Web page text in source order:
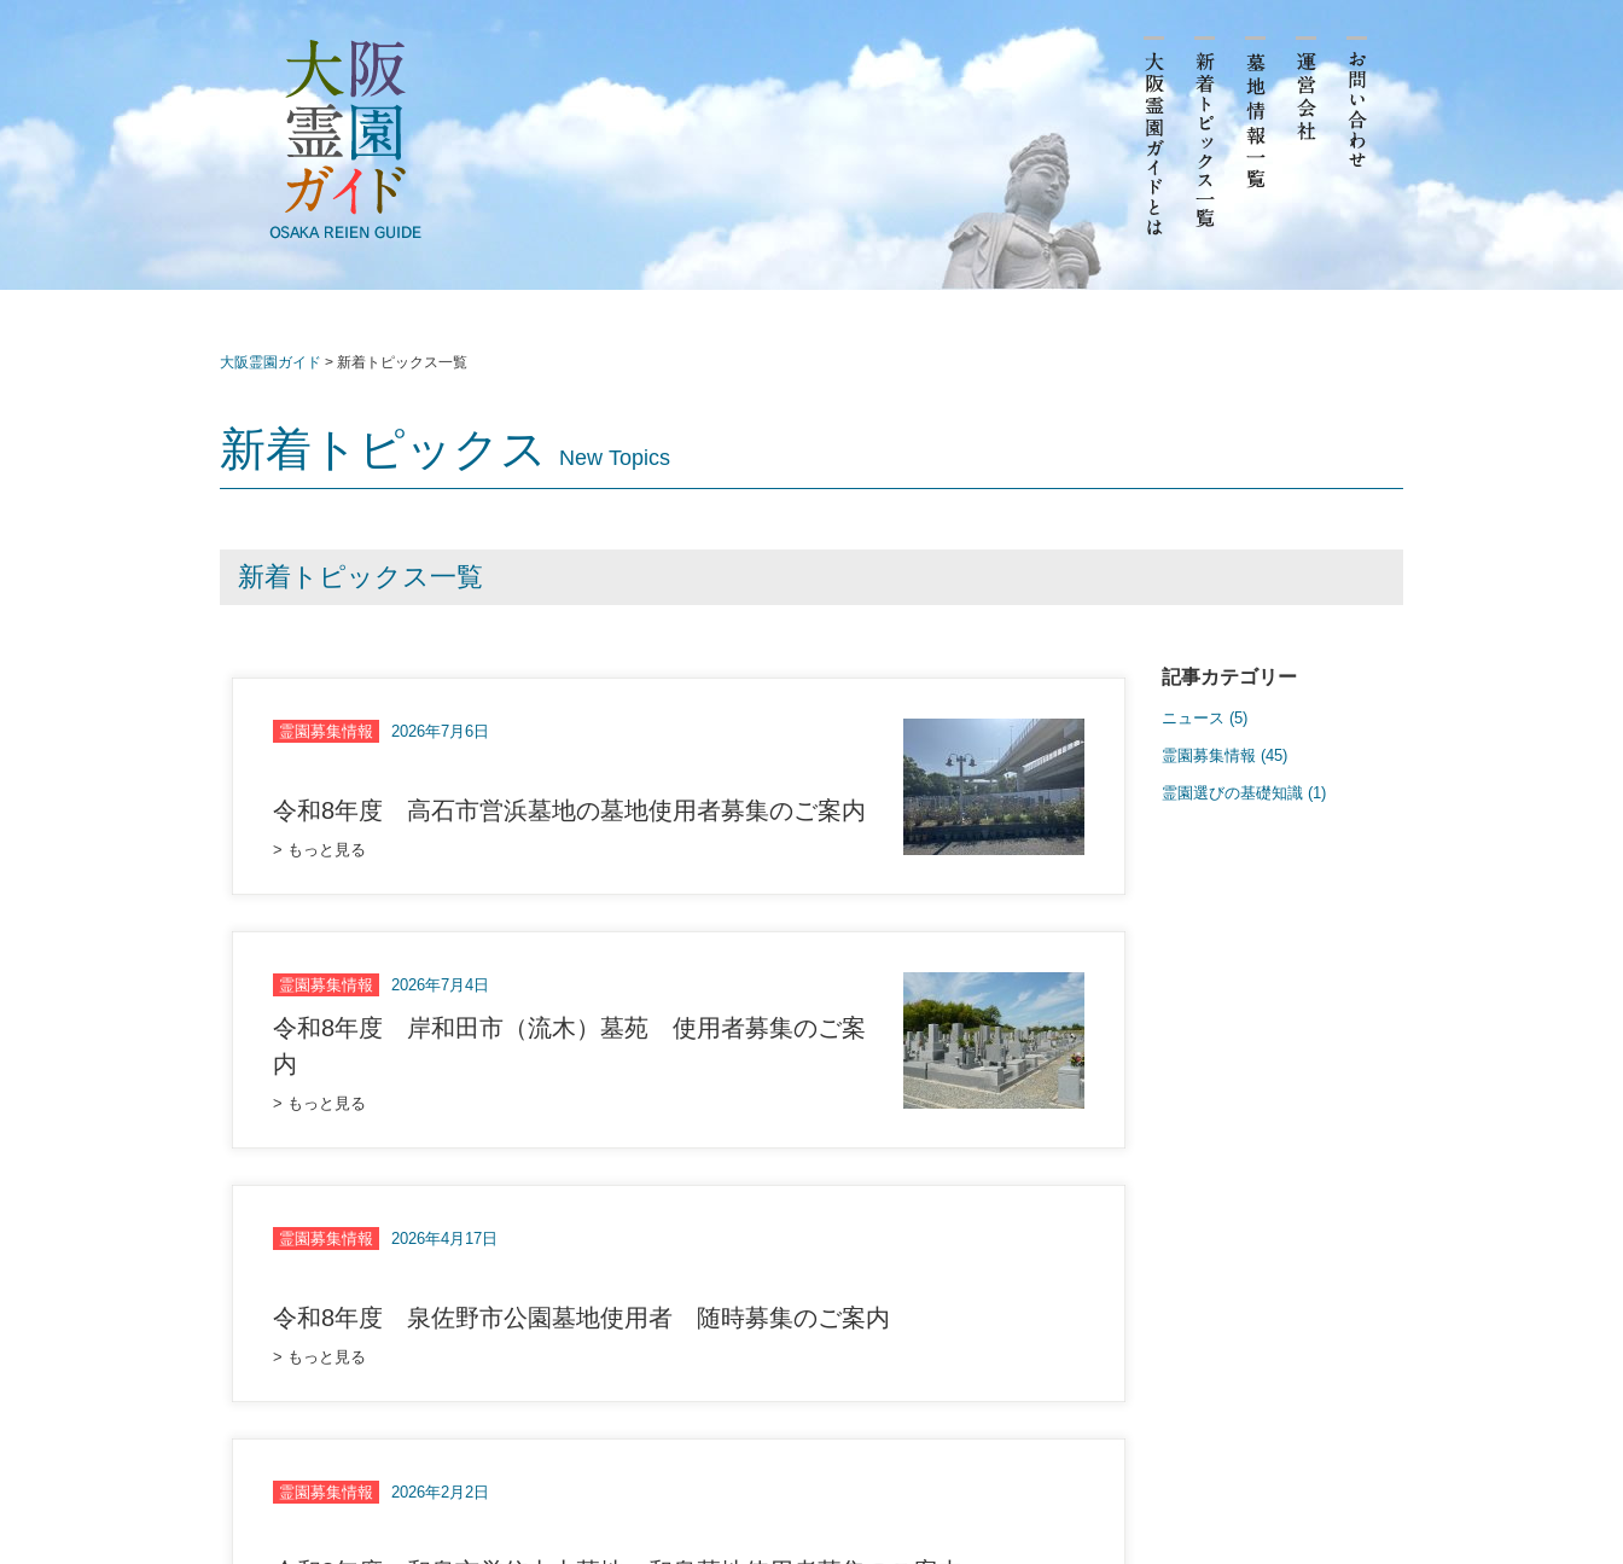
大阪霊園ガイド > 新着トピックス一覧
新着トピックス New Topics
新着トピックス一覧
霊園募集情報 2026年7月6日
令和8年度 高石市営浜墓地の墓地使用者募集のご案内
> もっと見る
霊園募集情報 2026年7月4日
令和8年度 岸和田市（流木）墓苑 使用者募集のご案
内
> もっと見る
霊園募集情報 2026年4月17日
令和8年度 泉佐野市公園墓地使用者 随時募集のご案内
> もっと見る
霊園募集情報 2026年2月2日
記事カテゴリー
カテゴリー
ニュース (5)
霊園募集情報 (45)
霊園選びの基礎知識 (1)